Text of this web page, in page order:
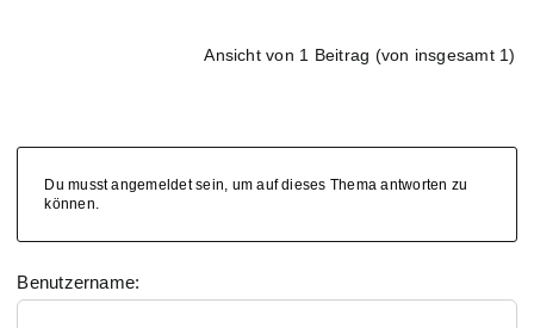
Ansicht von 1 Beitrag (von insgesamt 1)
Du musst angemeldet sein, um auf dieses Thema antworten zu
können.
Benutzername: